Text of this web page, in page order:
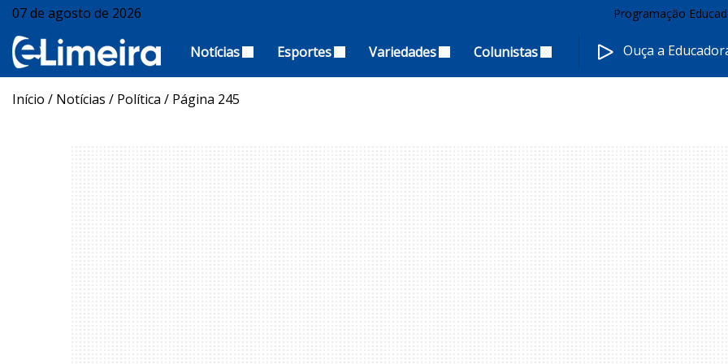
07 de agosto de 2026 Programação
Notícias Esportes Variedades Colunistas Ouça a
Início / Notícias / Política / Página 245